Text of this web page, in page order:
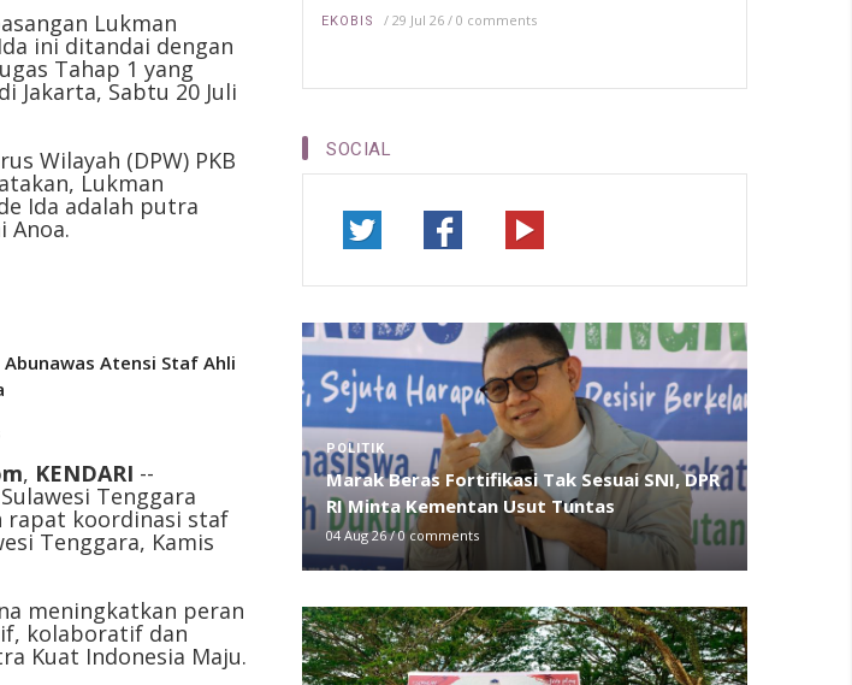
Lukman
ini ditandai dengan
Tahap 1 yang
Jakarta, Sabtu 20 Juli
Wilayah (DPW) PKB
Lukman
Ida adalah putra
Anoa.
Atensi Staf Ahli
, KENDARI --
Tenggara
rapat koordinasi staf
Tenggara, Kamis
meningkatkan peran
kolaboratif dan
Kuat Indonesia Maju.
EKOBIS / 29 Jul 26 / 0 comments
SOCIAL
POLITIK
Marak Beras Fortifikasi Tak Sesuai SNI, DPR
RI Minta Kementan Usut Tuntas
04 Aug 26/0 comments